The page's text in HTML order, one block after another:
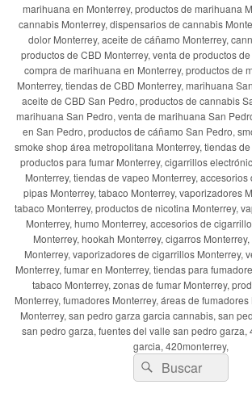
marihuana en Monterrey, productos de marihuana
cannabis Monterrey, dispensarios de cannabis
dolor Monterrey, aceite de cáñamo Monterrey,
productos de CBD Monterrey, venta de productos
compra de marihuana en Monterrey, productos de
Monterrey, tiendas de CBD Monterrey, marihuana
aceite de CBD San Pedro, productos de cannabis
marihuana San Pedro, venta de marihuana San
en San Pedro, productos de cáñamo San Pedro,
smoke shop área metropolitana Monterrey, tiendas
productos para fumar Monterrey, cigarrillos
Monterrey, tiendas de vapeo Monterrey, accesorios
pipas Monterrey, tabaco Monterrey, vaporizadores
tabaco Monterrey, productos de nicotina Monterrey,
Monterrey, humo Monterrey, accesorios de
Monterrey, hookah Monterrey, cigarros
Monterrey, vaporizadores de cigarrillos Monterrey,
Monterrey, fumar en Monterrey, tiendas para
tabaco Monterrey, zonas de fumar Monterrey,
Monterrey, fumadores Monterrey, áreas de
Monterrey, san pedro garza garcia cannabis, san
san pedro garza, fuentes del valle san pedro garza,
garcia, 420monterrey,
Buscar
por:
Buscar